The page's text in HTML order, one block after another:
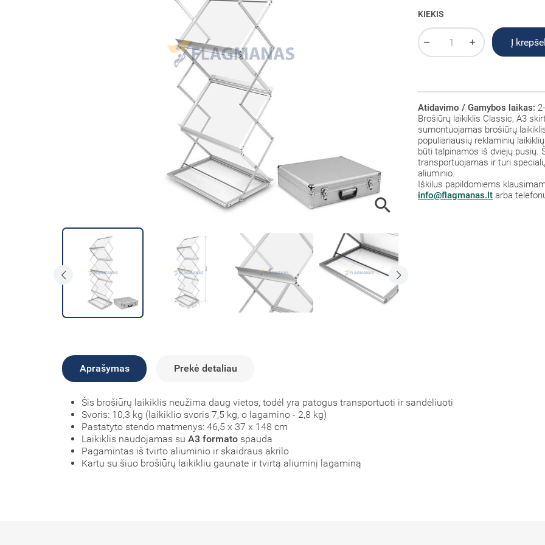

KIEKIS
Į
Atidavimo / Gamybos laikas:
Brošiūrų laikiklis Classic, A3
sumontuojamas brošiūrų
populiariausių reklaminių
būti talpinamos iš dviejų pusių.
transportuojamas ir turi
aliuminio.
Iškilus papildomiems
info@flagmanas.lt arba
Aprašymas Prekė detaliau
Šis brošiūrų laikiklis neužima daug vietos, todėl yra patogus transportuoti ir sandėliuoti
Svoris: 10,3 kg (laikiklio svoris 7,5 kg, o lagamino - 2,8 kg)
Pastatyto stendo matmenys: 46,5 x 37 x 148 cm
Laikiklis naudojamas su A3 formato spauda
Pagamintas iš tvirto aliuminio ir skaidraus akrilo
Kartu su šiuo brošiūrų laikikliu gaunate ir tvirtą aliuminį lagaminą